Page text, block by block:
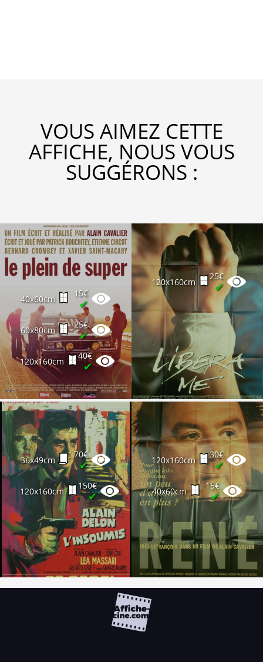
VOUS AIMEZ CETTE
AFFICHE, NOUS VOUS
SUGGÉRONS :
40x60cm
15€
✔
60x80cm
25€
✔
120x160cm
40€
✔
120x160cm
25€
✔
36x49cm
70€
✔
120x160cm
150€
✔
120x160cm
30€
✔
40x60cm
15€
✔